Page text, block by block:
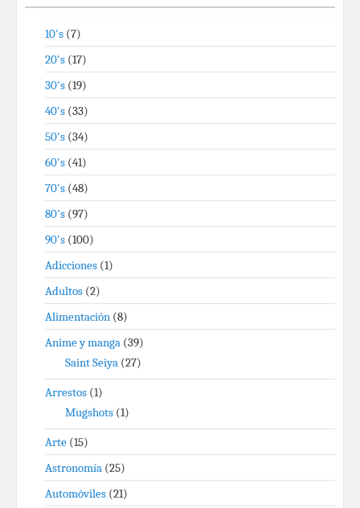
10's (7)
20's (17)
30's (19)
40's (33)
50's (34)
60's (41)
70's (48)
80's (97)
90's (100)
Adicciones (1)
Adultos (2)
Alimentación (8)
Anime y manga (39)
Saint Seiya (27)
Arrestos (1)
Mugshots (1)
Arte (15)
Astronomía (25)
Automóviles (21)